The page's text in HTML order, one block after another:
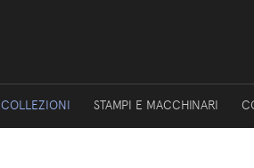
COLLEZIONI STAMPI E MACCHINARI